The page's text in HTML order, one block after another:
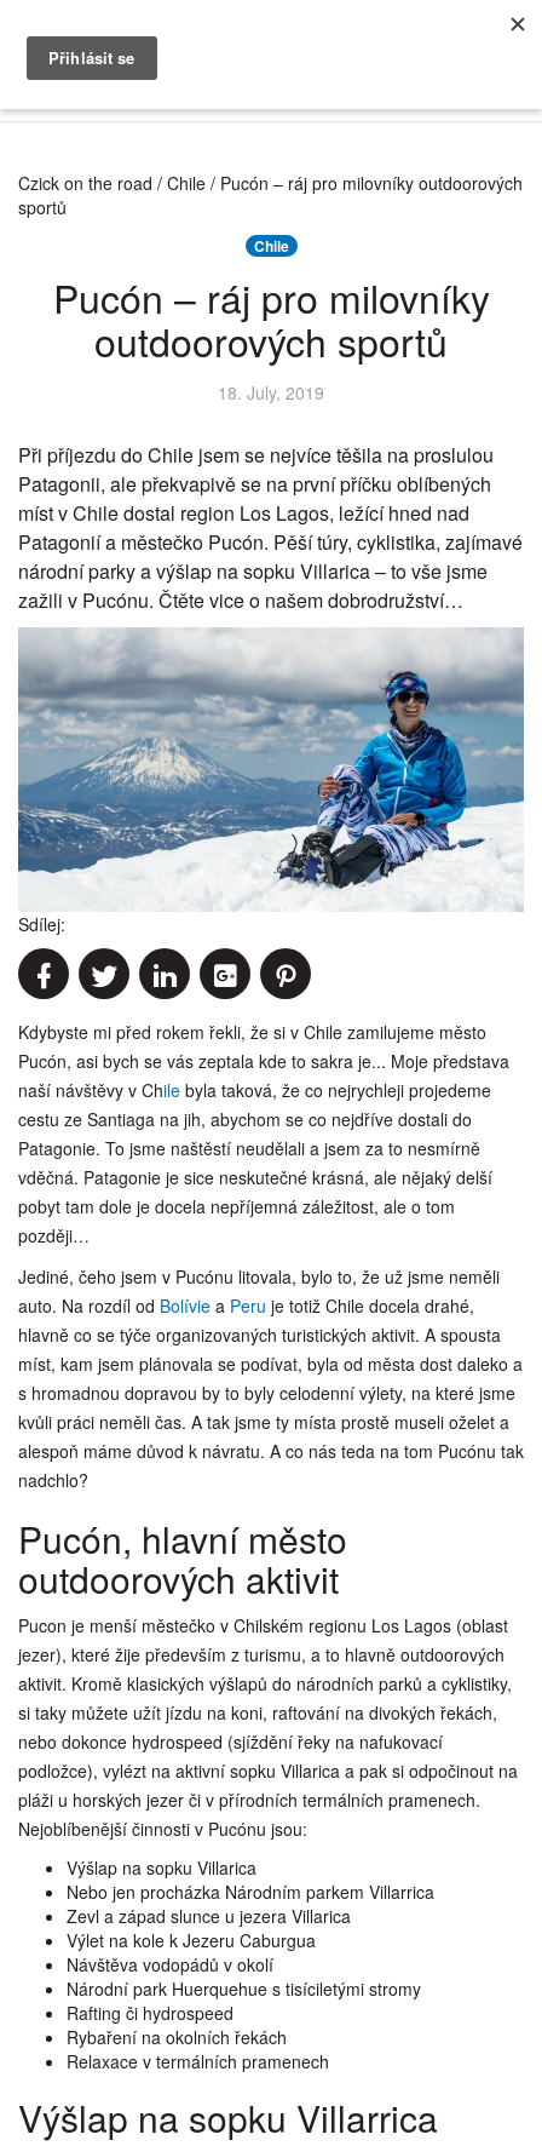
Czick on the road / Chile / Pucón – ráj pro milovníky outdoorových
sportů
Chile
Pucón – ráj pro milovníky
outdoorových sportů
18. July, 2019
Při příjezdu do Chile jsem se nejvíce těšila na proslulou
Patagonii, ale překvapivě se na první příčku oblíbených
míst v Chile dostal region Los Lagos, ležící hned nad
Patagonií a městečko Pucón. Pěší túry, cyklistika, zajímavé
národní parky a výšlap na sopku Villarica – to vše jsme
zažili v Pucónu. Čtěte vice o našem dobrodružství…
Sdílej:
Kdybyste mi před rokem řekli, že si v Chile zamilujeme město
Pucón, asi bych se vás zeptala kde to sakra je... Moje představa
naší návštěvy v Chile byla taková, že co nejrychleji projedeme
cestu ze Santiaga na jih, abychom se co nejdříve dostali do
Patagonie. To jsme naštěstí neudělali a jsem za to nesmírně
vděčná. Patagonie je sice neskutečné krásná, ale nějaký delší
pobyt tam dole je docela nepříjemná záležitost, ale o tom
později…
Jediné, čeho jsem v Pucónu litovala, bylo to, že už jsme neměli
auto. Na rozdíl od Bolívie a Peru je totiž Chile docela drahé,
hlavně co se týče organizovaných turistických aktivit. A spousta
míst, kam jsem plánovala se podívat, byla od města dost daleko a
s hromadnou dopravou by to byly celodenní výlety, na které jsme
kvůli práci neměli čas. A tak jsme ty místa prostě museli oželet a
alespoň máme důvod k návratu. A co nás teda na tom Pucónu tak
nadchlo?
Pucón, hlavní město
outdoorových aktivit
Pucon je menší městečko v Chilském regionu Los Lagos (oblast
jezer), které žije především z turismu, a to hlavně outdoorových
aktivit. Kromě klasických výšlapů do národních parků a cyklistiky,
si taky můžete užít jízdu na koni, raftování na divokých řekách,
nebo dokonce hydrospeed (sjíždění řeky na nafukovací
podložce), vylézt na aktivní sopku Villarica a pak si odpočinout na
pláži u horských jezer či v přírodních termálních pramenech.
Nejoblíbenější činnosti v Pucónu jsou:
Výšlap na sopku Villarica
Nebo jen procházka Národním parkem Villarrica
Zevl a západ slunce u jezera Villarica
Výlet na kole k Jezeru Caburgua
Návštěva vodopádů v okolí
Národní park Huerquehue s tisíciletými stromy
Rafting či hydrospeed
Rybaření na okolních řekách
Relaxace v termálních pramenech
Výšlap na sopku Villarrica